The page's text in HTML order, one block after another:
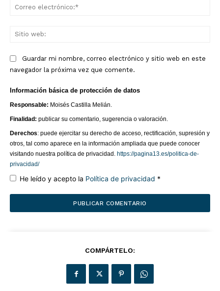
Guardar mi nombre, correo electrónico y sitio web en este
navegador la próxima vez que comente.
Información básica de protección de datos
Responsable: Moisés Castilla Melián.
Finalidad: publicar su comentario, sugerencia o valoración.
Derechos: puede ejercitar su derecho de acceso, rectificación, supresión y
otros, tal como aparece en la información ampliada que puede conocer
visitando nuestra política de privacidad. https://pagina13.es/politica-de-
privacidad/
He leído y acepto la Política de privacidad *
COMPÁRTELO: